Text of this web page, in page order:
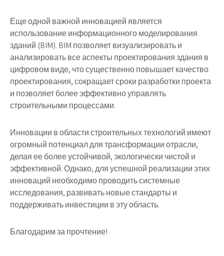
Еще одной важной инновацией является
использование информационного моделирования
зданий (BIM). BIM позволяет визуализировать и
анализировать все аспекты проектирования здания в
цифровом виде, что существенно повышает качество
проектирования, сокращает сроки разработки проекта
и позволяет более эффективно управлять
строительными процессами.
Инновации в области строительных технологий имеют
огромный потенциал для трансформации отрасли,
делая ее более устойчивой, экологически чистой и
эффективной. Однако, для успешной реализации этих
инноваций необходимо проводить системные
исследования, развивать новые стандарты и
поддерживать инвестиции в эту область.
Благодарим за прочтение!